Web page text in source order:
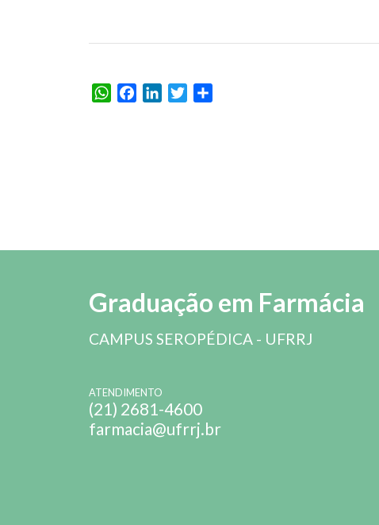
WhatsAppFacebookLinkedInTwitter
Graduação em Farmácia
CAMPUS SEROPÉDICA - UFRRJ
ATENDIMENTO
(21) 2681-4600
farmacia@ufrrj.br